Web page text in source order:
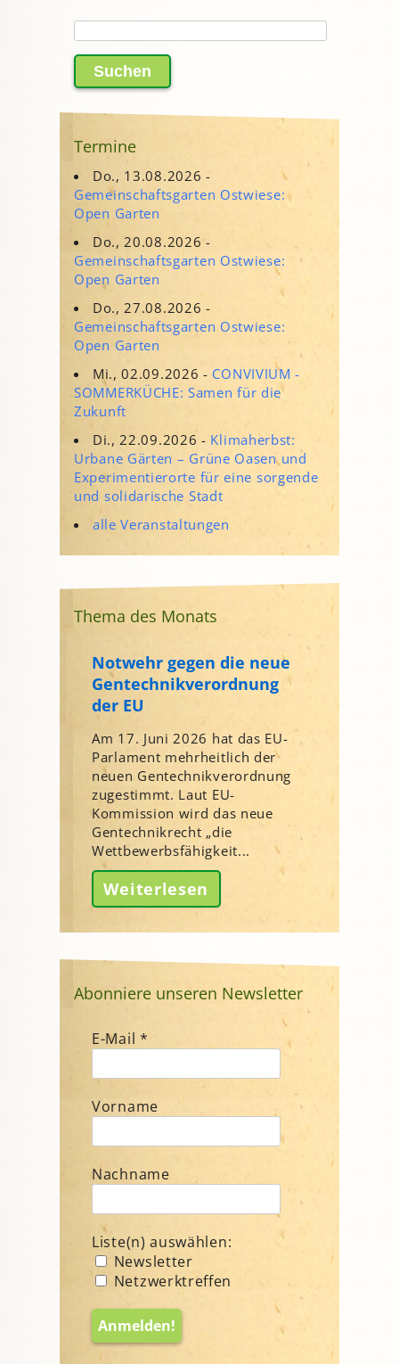
nach:
Termine
Do., 13.08.2026 -
Gemeinschaftsgarten Ostwiese:
Open Garten
Do., 20.08.2026 -
Gemeinschaftsgarten Ostwiese:
Open Garten
Do., 27.08.2026 -
Gemeinschaftsgarten Ostwiese:
Open Garten
Mi., 02.09.2026 - CONVIVIUM -
SOMMERKÜCHE: Samen für die
Zukunft
Di., 22.09.2026 - Klimaherbst:
Urbane Gärten – Grüne Oasen und
Experimentierorte für eine sorgende
und solidarische Stadt
alle Veranstaltungen
Thema des Monats
Notwehr gegen die neue
Gentechnikverordnung
der EU
Am 17. Juni 2026 hat das EU-
Parlament mehrheitlich der
neuen Gentechnikverordnung
zugestimmt. Laut EU-
Kommission wird das neue
Gentechnikrecht „die
Wettbewerbsfähigkeit...
Weiterlesen
Abonniere unseren Newsletter
E-Mail *
Vorname
Nachname
Liste(n) auswählen:
Newsletter
Netzwerktreffen